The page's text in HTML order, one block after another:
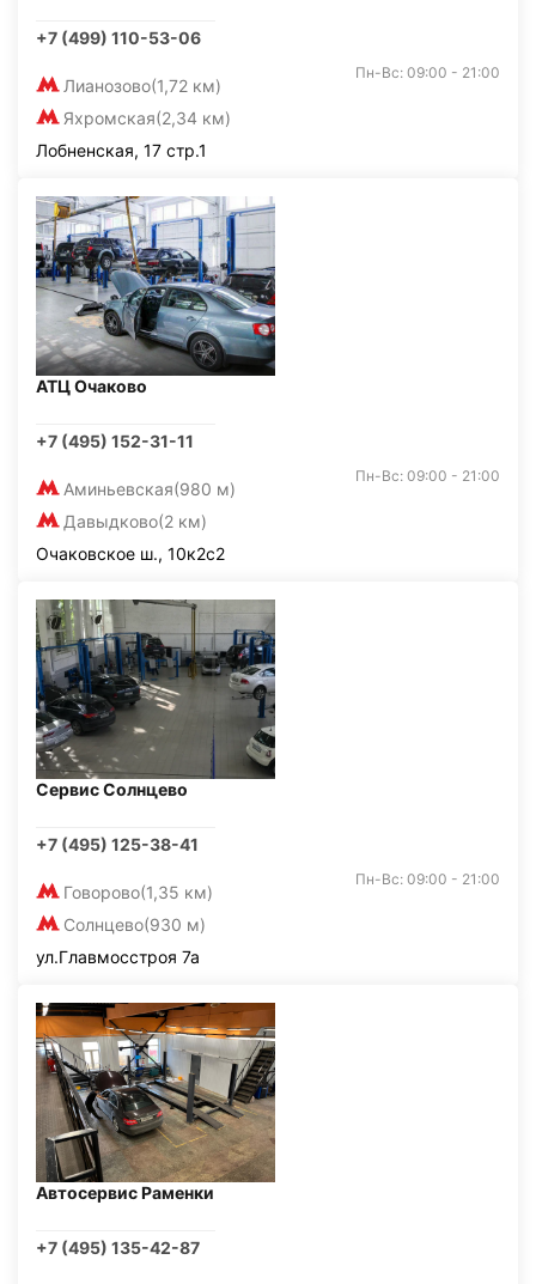
+7 (499) 110-53-06
Лианозово(1,72 км)
Яхромская(2,34 км)
Пн-Вс: 09:00 - 21:00
Лобненская, 17 стр.1
АТЦ Очаково
+7 (495) 152-31-11
Аминьевская(980 м)
Давыдково(2 км)
Пн-Вс: 09:00 - 21:00
Очаковское ш., 10к2с2
Сервис Солнцево
+7 (495) 125-38-41
Говорово(1,35 км)
Солнцево(930 м)
Пн-Вс: 09:00 - 21:00
ул.Главмосстроя 7а
Автосервис Раменки
+7 (495) 135-42-87